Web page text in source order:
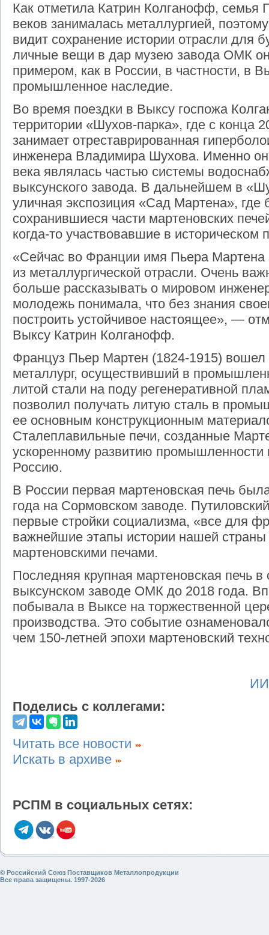
Как отметила Катрин Колганофф, семья
веков занималась металлургией,
видит сохранение истории отрасли для
личные вещи в дар музею завода ОМК
примером, как в России, в частности, в
промышленное наследие.
Во время поездки в Выксу госпожа
территории «Шухов-парка», где с конца
занимает отреставрированная
инженера Владимира Шухова. Именно
века являлась частью системы
выксунского завода. В дальнейшем в
уличная экспозиция «Сад Мартена», где
сохранившиеся части мартеновских
когда-то участвовавшие в историческом
«Сейчас во Франции имя Пьера Мартена
из металлургической отрасли. Очень
больше рассказывать о мировом
молодежь понимала, что без знания
построить устойчивое настоящее», —
Выксу Катрин Колганофф.
Француз Пьер Мартен (1824-1915) вошел
металлург, осуществивший в
литой стали на поду регенеративной
позволил получать литую сталь в
ее основным конструкционным
Сталеплавильные печи, созданные
ускоренному развитию
Россию.
В России первая мартеновская печь
года на Сормовском заводе.
первые стройки социализма, «все для
важнейшие этапы истории нашей страны
мартеновскими печами.
Последняя крупная мартеновская печь в
выксунском заводе ОМК до 2018 года.
побывала в Выксе на торжественной
производства. Это событие
чем 150-летней эпохи мартеновский
Поделись с коллегами:
Читать все новости
Искать в архиве
РСПМ в социальных сетях:
© Российский Союз Поставщиков Металлопродукции
Все права защищены. 1997-2026